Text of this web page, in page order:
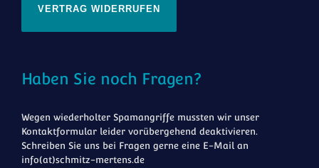
VERTRAG WIDERRUFEN
Haben Sie noch Fragen?
Wegen wiederholter Spamangriffe mussten wir unser
Kontaktformular leider vorübergehend deaktivieren.
Schreiben Sie uns bei Fragen gerne eine E-Mail an
info(at)schmitz-mertens.de